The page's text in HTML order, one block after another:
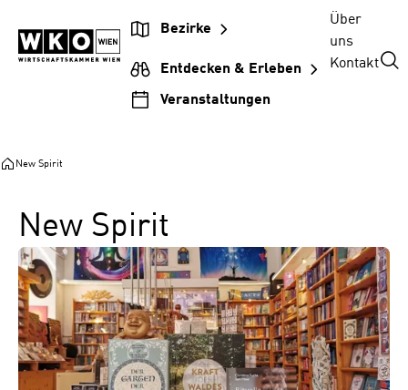
Inhalt
springen
Hauptnavigation
springen
Footer
springen
Bezirke
Entdecken & Erleben
Veranstaltungen
Über
uns
Kontakt
New Spirit
New Spirit